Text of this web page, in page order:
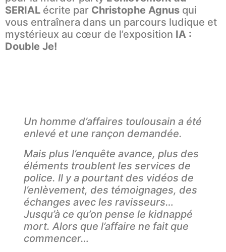
SERIAL écrite par Christophe Agnus qui
vous entraînera dans un parcours ludique et
mystérieux au cœur de l’exposition IA :
Double Je!
Un homme d’affaires toulousain a été
enlevé et une rançon demandée.
Mais plus l’enquête avance, plus des
éléments troublent les services de
police. Il y a pourtant des vidéos de
l’enlèvement, des témoignages, des
échanges avec les ravisseurs…
Jusqu’à ce qu’on pense le kidnappé
mort. Alors que l’affaire ne fait que
commencer…